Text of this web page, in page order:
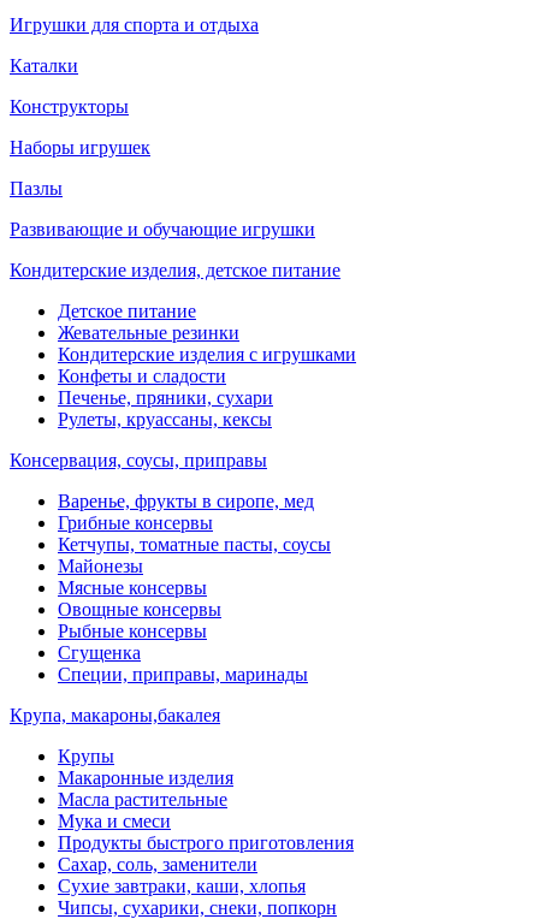
Игрушки для спорта и отдыха
Каталки
Конструкторы
Наборы игрушек
Пазлы
Развивающие и обучающие игрушки
Кондитерские изделия, детское питание
Детское питание
Жевательные резинки
Кондитерские изделия с игрушками
Конфеты и сладости
Печенье, пряники, сухари
Рулеты, круассаны, кексы
Консервация, соусы, приправы
Варенье, фрукты в сиропе, мед
Грибные консервы
Кетчупы, томатные пасты, соусы
Майонезы
Мясные консервы
Овощные консервы
Рыбные консервы
Сгущенка
Специи, приправы, маринады
Крупа, макароны,бакалея
Крупы
Макаронные изделия
Масла растительные
Мука и смеси
Продукты быстрого приготовления
Сахар, соль, заменители
Сухие завтраки, каши, хлопья
Чипсы, сухарики, снеки, попкорн